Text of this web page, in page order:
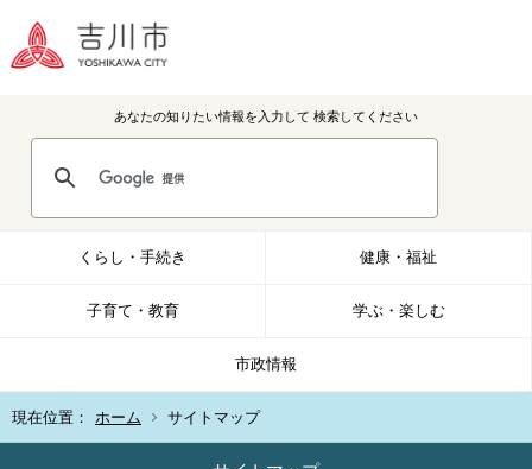
あなたの知りたい情報を入力して 検索してください
くらし・手続き 健康・福祉
子育て・教育 学ぶ・楽しむ
市政情報
現在位置： ホーム サイトマップ